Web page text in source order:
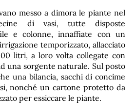
messo a dimora le piante nel
di vasi, tutte disposte
e colonne, innaffiate con un
temporizzato, allacciato
litri, a loro volta collegate con
una sorgente naturale. Sul posto
una bilancia, sacchi di concime
nonché un cartone protetto da
per essiccare le piante.